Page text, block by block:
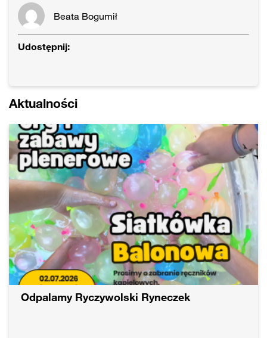
Beata Bogumił
Udostępnij:
Aktualności
Odpalamy Ryczywolski Ryneczek